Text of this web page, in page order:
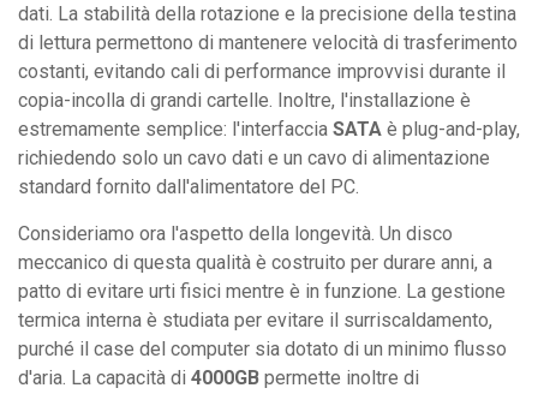
dati. La stabilità della rotazione e la precisione della testina
di lettura permettono di mantenere velocità di trasferimento
costanti, evitando cali di performance improvvisi durante il
copia-incolla di grandi cartelle. Inoltre, l'installazione è
estremamente semplice: l'interfaccia SATA è plug-and-play,
richiedendo solo un cavo dati e un cavo di alimentazione
standard fornito dall'alimentatore del PC.
Consideriamo ora l'aspetto della longevità. Un disco
meccanico di questa qualità è costruito per durare anni, a
patto di evitare urti fisici mentre è in funzione. La gestione
termica interna è studiata per evitare il surriscaldamento,
purché il case del computer sia dotato di un minimo flusso
d'aria. La capacità di 4000GB permette inoltre di